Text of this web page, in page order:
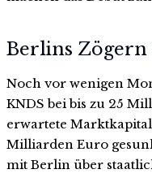
Berlins Zögern
Noch vor wenigen
KNDS bei bis zu 25
erwartete
Milliarden Euro
mit Berlin über